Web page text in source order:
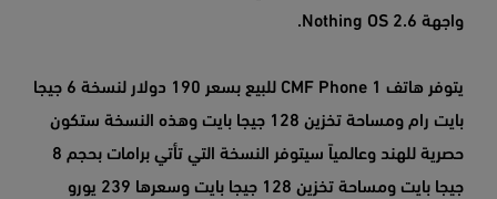
واجهة Nothing OS 2.6.
يتوفر هاتف CMF Phone 1 للبيع بسعر 190 دولار لنسخة 6 جيجا
بايت رام ومساحة تخزين 128 جيجا بايت وهذه النسخة ستكون
حصرية للهند وعالمياً سيتوفر النسخة التي تأتي برامات بحجم 8
جيجا بايت ومساحة تخزين 128 جيجا بايت وسعرها 239 يورو